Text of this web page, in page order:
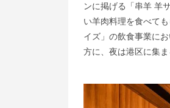
ンに掲げる「串羊 羊
い羊肉料理を食べて
イズ」の飲食事業に
方に、夜は港区に集